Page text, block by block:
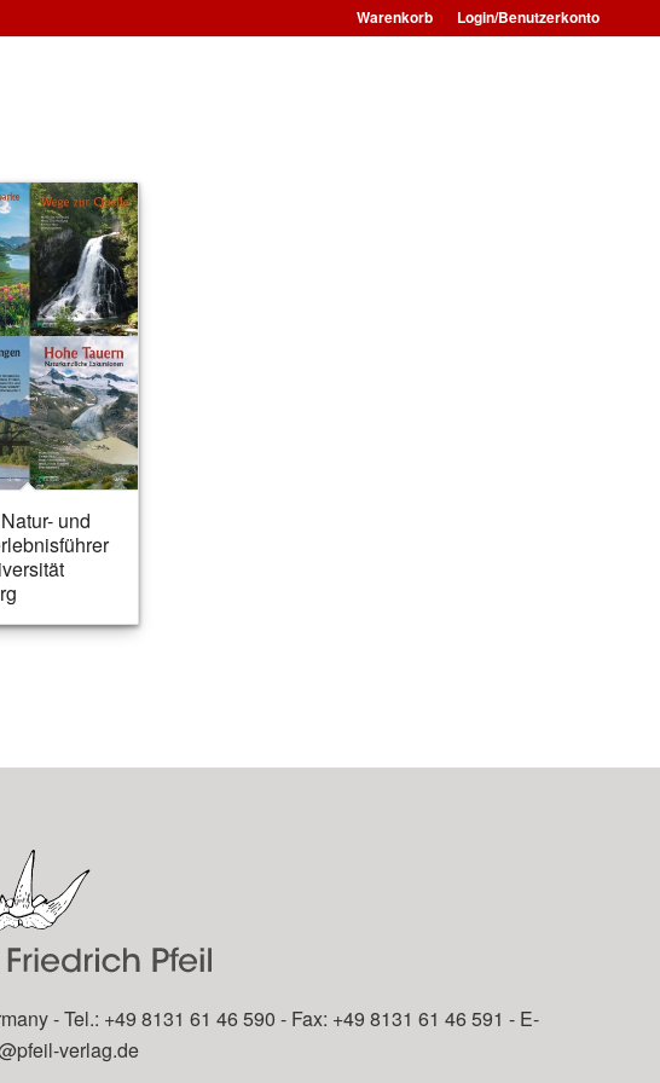
Warenkorb Login/Benutzerkonto
und
- Tel.: +49 8131 61 46 590 - Fax: +49 8131 61 46 591 - E-
verlag.de